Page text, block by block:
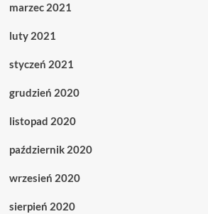
marzec 2021
luty 2021
styczeń 2021
grudzień 2020
listopad 2020
październik 2020
wrzesień 2020
sierpień 2020